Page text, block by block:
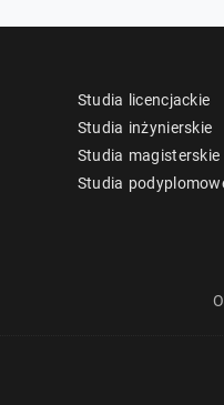
Studia licencjackie
Studia inżynierskie
Studia magisterskie
Studia